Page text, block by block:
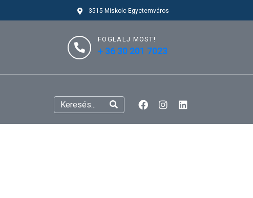
3515 Miskolc-Egyetemváros
FOGLALJ MOST!
+ 36 30 201 7023